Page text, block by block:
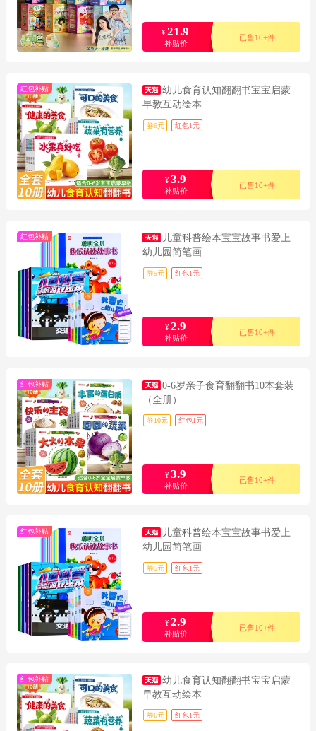
¥ 21.9
补贴价
已售10+件
红包补贴
幼儿食育认知翻翻书宝宝启蒙
早教互动绘本
券6元 红包1元
¥3.9
补贴价
已售10+件
红包补贴
儿童科普绘本宝宝故事书爱上
幼儿园简笔画
券5元 红包1元
¥2.9
补贴价
已售10+件
红包补贴
0-6岁亲子食育翻翻书10本套装
（全册）
券10元 红包1元
¥3.9
补贴价
已售10+件
红包补贴
儿童科普绘本宝宝故事书爱上
幼儿园简笔画
券5元 红包1元
¥2.9
补贴价
已售10+件
红包补贴
幼儿食育认知翻翻书宝宝启蒙
早教互动绘本
券6元 红包1元